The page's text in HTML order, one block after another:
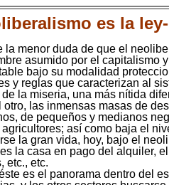
es la
la menor duda de que el
asumido por el capitalismo
bajo su modalidad
y reglas que caracterizan al
de la miseria, una más nítida
otro, las inmensas masas de
de pequeños y medianos
así como baja el
la gran vida, hoy, bajo el
la casa en pago del alquiler,
etc., etc.
es el panorama dentro del